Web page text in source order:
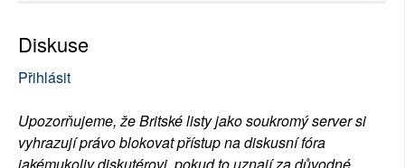
Diskuse
Přihlásit
Upozorňujeme, že Britské listy jako soukromý server si
vyhrazují právo blokovat přístup na diskusní fóra